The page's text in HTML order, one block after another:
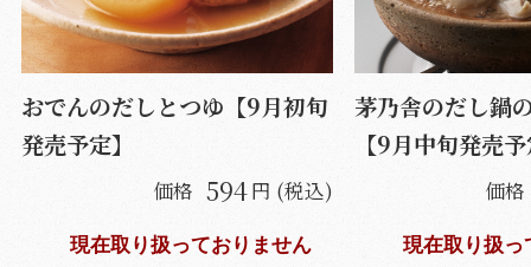
おでんのだしとつゆ【9月初旬
発売予定】
価格 594円 (税込)
現在取り扱っておりません
茅乃舎のだし鍋
【9月中旬発売
価格
現在取り扱っ